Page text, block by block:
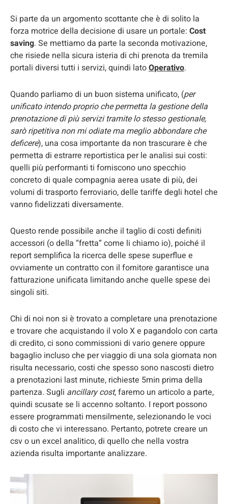
Si parte da un argomento scottante che è di solito la
forza motrice della decisione di usare un portale: Cost
saving. Se mettiamo da parte la seconda motivazione,
che risiede nella sicura isteria di chi prenota da tremila
portali diversi tutti i servizi, quindi latoOperativo.
Quando parliamo di un buon sistema unificato, (per
unificato intendo proprio che permetta la gestione della
prenotazione di più servizi tramite lo stesso gestionale,
sarò ripetitiva non mi odiate ma meglio abbondare che
deficere), una cosa importante da non trascurare è che
permetta di estrarre reportistica per le analisi sui costi:
quelli più performanti ti forniscono uno specchio
concreto di quale compagnia aerea usate di più, dei
volumi di trasporto ferroviario, delle tariffe degli hotel che
vanno fidelizzati diversamente.
Questo rende possibile anche il taglio di costi definiti
accessori (o della “fretta” come li chiamo io), poiché il
report semplifica la ricerca delle spese superflue e
ovviamente un contratto con il fornitore garantisce una
fatturazione unificata limitando anche quelle spese dei
singoli siti.
Chi di noi non si è trovato a completare una prenotazione
e trovare che acquistando il volo X e pagandolo con carta
di credito, ci sono commissioni di vario genere oppure
bagaglio incluso che per viaggio di una sola giornata non
risulta necessario, costi che spesso sono nascosti dietro
a prenotazioni last minute, richieste 5min prima della
partenza. Sugli ancillary cost, faremo un articolo a parte,
quindi scusate se li accenno soltanto. I report possono
essere programmati mensilmente, selezionando le voci
di costo che vi interessano. Pertanto, potrete creare un
csv o un excel analitico, di quello che nella vostra
azienda risulta importante analizzare.